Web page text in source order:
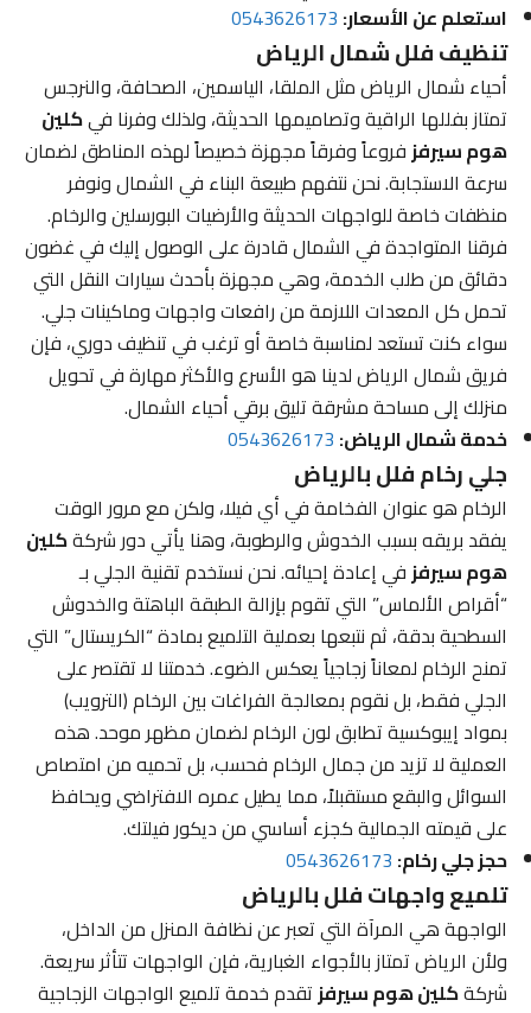
استعلم عن الأسعار:0543626173
تنظيف فلل شمال الرياض
أحياء شمال الرياض مثل الملقا، الياسمين، الصحافة، والنرجس
تمتاز بفللها الراقية وتصاميمها الحديثة، ولذلك وفرنا فيكلين
هوم سيرفزفروعاً وفرقاً مجهزة خصيصاً لهذه المناطق لضمان
سرعة الاستجابة. نحن نتفهم طبيعة البناء في الشمال ونوفر
منظفات خاصة للواجهات الحديثة والأرضيات البورسلين والرخام.
فرقنا المتواجدة في الشمال قادرة على الوصول إليك في غضون
دقائق من طلب الخدمة، وهي مجهزة بأحدث سيارات النقل التي
تحمل كل المعدات اللازمة من رافعات واجهات وماكينات جلي.
سواء كنت تستعد لمناسبة خاصة أو ترغب في تنظيف دوري، فإن
فريق شمال الرياض لدينا هو الأسرع والأكثر مهارة في تحويل
منزلك إلى مساحة مشرقة تليق برقي أحياء الشمال.
خدمة شمال الرياض:0543626173
جلي رخام فلل بالرياض
الرخام هو عنوان الفخامة في أي فيلا، ولكن مع مرور الوقت
يفقد بريقه بسبب الخدوش والرطوبة، وهنا يأتي دور شركةكلين
هوم سيرفزفي إعادة إحيائه. نحن نستخدم تقنية الجلي بـ
“أقراص الألماس” التي تقوم بإزالة الطبقة الباهتة والخدوش
السطحية بدقة، ثم نتبعها بعملية التلميع بمادة “الكريستال” التي
تمنح الرخام لمعاناً زجاجياً يعكس الضوء. خدمتنا لا تقتصر على
الجلي فقط، بل نقوم بمعالجة الفراغات بين الرخام (الترويب)
بمواد إيبوكسية تطابق لون الرخام لضمان مظهر موحد. هذه
العملية لا تزيد من جمال الرخام فحسب، بل تحميه من امتصاص
السوائل والبقع مستقبلاً، مما يطيل عمره الافتراضي ويحافظ
على قيمته الجمالية كجزء أساسي من ديكور فيلتك.
حجز جلي رخام: 0543626173
تلميع واجهات فلل بالرياض
الواجهة هي المرآة التي تعبر عن نظافة المنزل من الداخل،
ولأن الرياض تمتاز بالأجواء الغبارية، فإن الواجهات تتأثر سريعة.
شركةكلين هوم سيرفزتقدم خدمة تلميع الواجهات الزجاجية